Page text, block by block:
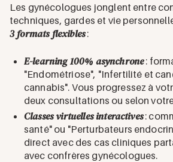
Les gynécologues jonglent entre
techniques, gardes et vie
3 formats flexibles:
E-learning 100% asynchrone:
"Endométriose", "Infertilité et
cannabis". Vous progressez à
deux consultations ou selon
Classes virtuelles interactives:
santé" ou "Perturbateurs
direct avec des cas cliniques
avec confrères gynécologues.